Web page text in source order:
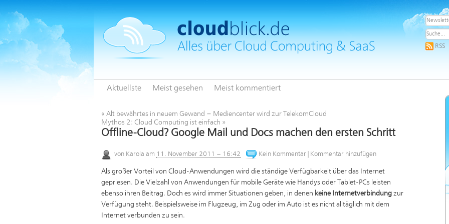
RSS
Aktuellste Meist gesehen Meist kommentiert
« Alt bewährtes in neuem Gewand – Mediencenter wird zur TelekomCloud
Mythos 2: Cloud Computing ist einfach »
Offline-Cloud? Google Mail und Docs machen den ersten Schritt
von Karola am 11. November 2011 – 16:42 Kein Kommentar Kommentar hinzufügen
Als großer Vorteil von Cloud-Anwendungen wird die ständige Verfügbarkeit über das Internet
gepriesen. Die Vielzahl von Anwendungen für mobile Geräte wie Handys oder Tablet-PCs leisten
ebenso ihren Beitrag. Doch es wird immer Situationen geben, in denen keine Internetverbindung zur
Verfügung steht. Beispielsweise im Flugzeug, im Zug oder im Auto ist es nicht alltäglich mit dem
Internet verbunden zu sein.